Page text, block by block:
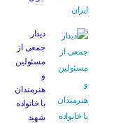
دیدار
جمعی از
مسئولین
و
هنرمندان
با خانواده
شهید